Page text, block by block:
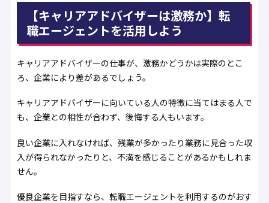
【キャリアアドバイザーは激務か】転
職エージェントを活用しよう
キャリアアドバイザーの仕事が、激務かどうかは実際のとこ
ろ、企業により差があるでしょう。
キャリアアドバイザーに向いている人の特徴に当てはまる人で
も、企業との相性が合わず、後悔する人もいます。
良い企業に入れなければ、残業が多かったり業務に見合った収
入が得られなかったりと、不満を感じることがあるかもしれま
せん。
優良企業を目指すなら、転職エージェントを利用するのがおす